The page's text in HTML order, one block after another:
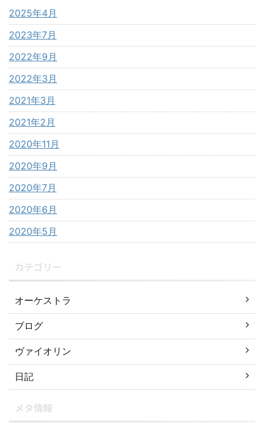
2025年4月
2023年7月
2022年9月
2022年3月
2021年3月
2021年2月
2020年11月
2020年9月
2020年7月
2020年6月
2020年5月
カテゴリー
オーケストラ
ブログ
ヴァイオリン
日記
メタ情報